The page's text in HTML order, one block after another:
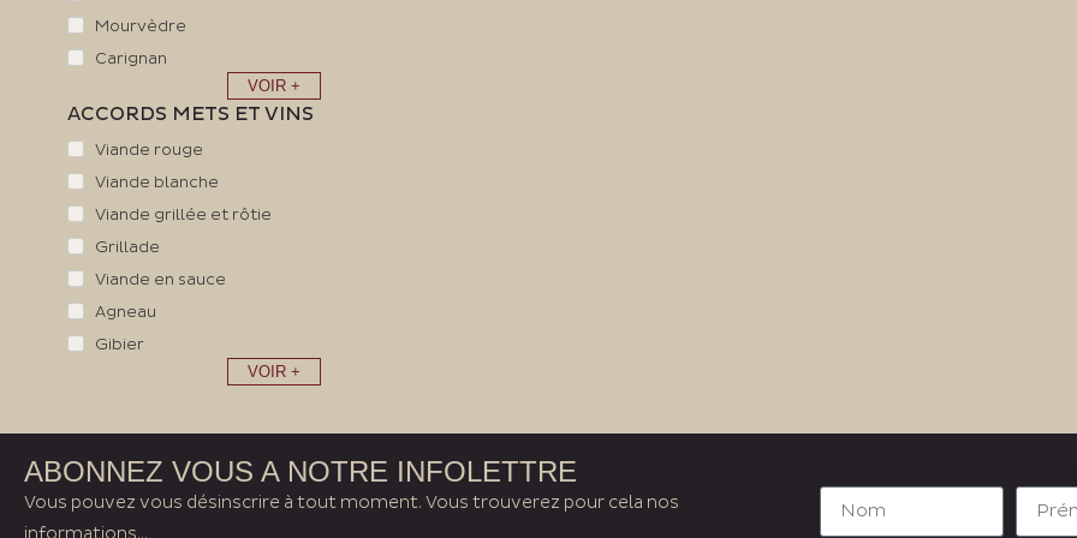
Mourvèdre
Carignan
VOIR +
ACCORDS METS ET VINS
Viande rouge
Viande blanche
Viande grillée et rôtie
Grillade
Viande en sauce
Agneau
Gibier
VOIR +
ABONNEZ VOUS A NOTRE INFOLETTRE
Vous pouvez vous désinscrire à tout moment. Vous trouverez pour cela nos
informations...